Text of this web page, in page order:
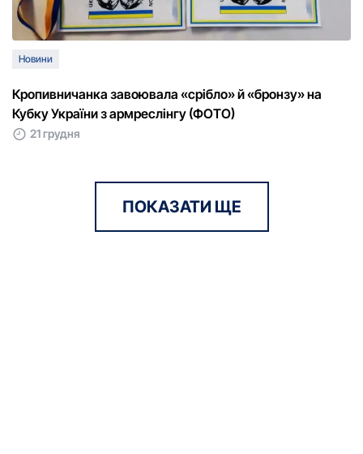
Новини
Кропивничанка завоювала «срібло» й «бронзу» на
Кубку України з армреслінгу (ФОТО)
21 грудня
ПОКАЗАТИ ЩЕ